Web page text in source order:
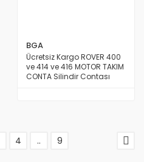
BGA
Ücretsiz Kargo ROVER 400
ve 414 ve 416 MOTOR TAKIM
CONTA Silindir Contası
4 .. 9